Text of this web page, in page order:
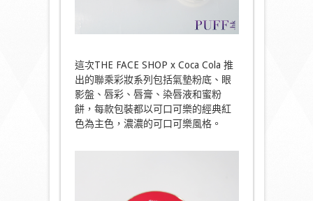
這次THE FACE SHOP x Coca Cola 推
出的聯乘彩妝系列包括氣墊粉底、眼
影盤、唇彩、 唇膏、染唇液和蜜粉
餅，每款包裝都以可口可樂的經典紅
色為主色，濃濃的可口可樂風格。